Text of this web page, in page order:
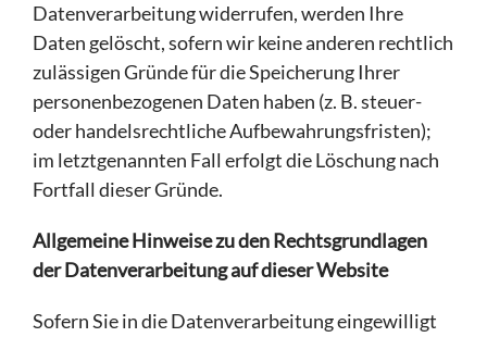
Datenverarbeitung widerrufen, werden Ihre
Daten gelöscht, sofern wir keine anderen rechtlich
zulässigen Gründe für die Speicherung Ihrer
personenbezogenen Daten haben (z. B. steuer-
oder handelsrechtliche Aufbewahrungsfristen);
im letztgenannten Fall erfolgt die Löschung nach
Fortfall dieser Gründe.
Allgemeine Hinweise zu den Rechtsgrundlagen
der Datenverarbeitung auf dieser Website
Sofern Sie in die Datenverarbeitung eingewilligt